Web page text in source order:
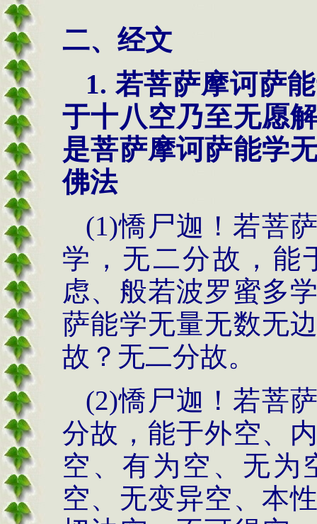
二、经文
1. 若菩萨摩诃萨
于十八空乃至无愿
是菩萨摩诃萨能学
佛法
(1)憍尸迦！若菩
学，无二分故，能
虑、般若波罗蜜多
萨能学无量无数无
故？无二分故。
(2)憍尸迦！若菩
分故，能于外空、
空、有为空、无为
空、无变异空、本